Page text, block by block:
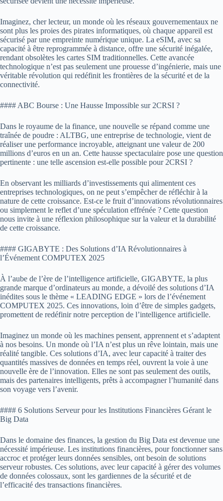
Imaginez, cher lecteur, un monde où les réseaux gouvernementaux ne
sont plus les proies des pirates informatiques, où chaque appareil est
sécurisé par une empreinte numérique unique. La eSIM, avec sa
capacité à être reprogrammée à distance, offre une sécurité inégalée,
rendant obsolètes les cartes SIM traditionnelles. Cette avancée
technologique n’est pas seulement une prouesse d’ingénierie, mais une
véritable révolution qui redéfinit les frontières de la sécurité et de la
connectivité.
#### ABC Bourse : Une Hausse Impossible sur 2CRSI ?
Dans le royaume de la finance, une nouvelle se répand comme une
traînée de poudre : ALTBG, une entreprise de technologie, vient de
réaliser une performance incroyable, atteignant une valeur de 200
millions d’euros en un an. Cette hausse spectaculaire pose une question
pertinente : une telle ascension est-elle possible pour 2CRSI ?
En observant les milliards d’investissements qui alimentent ces
entreprises technologiques, on ne peut s’empêcher de réfléchir à la
nature de cette croissance. Est-ce le fruit d’innovations révolutionnaires
ou simplement le reflet d’une spéculation effrénée ? Cette question
nous invite à une réflexion philosophique sur la valeur et la durabilité
de cette croissance.
#### GIGABYTE : Des Solutions d’IA Révolutionnaires à
l’Événement COMPUTEX 2025
À l’aube de l’ère de l’intelligence artificielle, GIGABYTE, la plus
grande marque d’ordinateurs au monde, a dévoilé des solutions d’IA
inédites sous le thème « LEADING EDGE » lors de l’événement
COMPUTEX 2025. Ces innovations, loin d’être de simples gadgets,
promettent de redéfinir notre perception de l’intelligence artificielle.
Imaginez un monde où les machines pensent, apprennent et s’adaptent
à nos besoins. Un monde où l’IA n’est plus un rêve lointain, mais une
réalité tangible. Ces solutions d’IA, avec leur capacité à traiter des
quantités massives de données en temps réel, ouvrent la voie à une
nouvelle ère de l’innovation. Elles ne sont pas seulement des outils,
mais des partenaires intelligents, prêts à accompagner l’humanité dans
son voyage vers l’avenir.
#### 6 Solutions Serveur pour les Institutions Financières Gérant le
Big Data
Dans le domaine des finances, la gestion du Big Data est devenue une
nécessité impérieuse. Les institutions financières, pour fonctionner sans
accroc et protéger leurs données sensibles, ont besoin de solutions
serveur robustes. Ces solutions, avec leur capacité à gérer des volumes
de données colossaux, sont les gardiennes de la sécurité et de
l’efficacité des transactions financières.